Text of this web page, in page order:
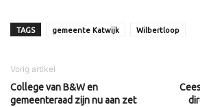
TAGS gemeente Katwijk Wilbertloop
Vorig artikel
College van B&W en
gemeenteraad zijn nu aan zet